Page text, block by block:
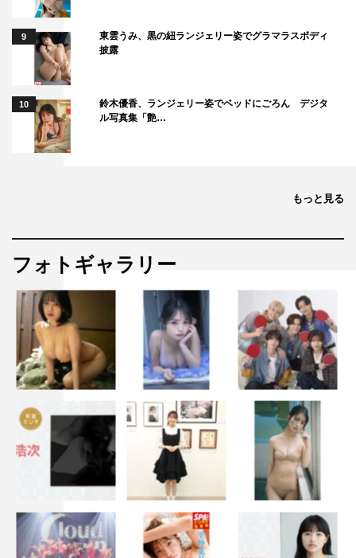
9
東雲うみ、黒の紐ランジェリー姿でグラマラスボディ
披露
10
鈴木優香、ランジェリー姿でベッドにごろん デジタ
ル写真集「艶…
もっと見る
フォトギャラリー